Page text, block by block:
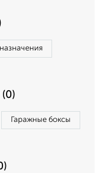
Гаражные боксы